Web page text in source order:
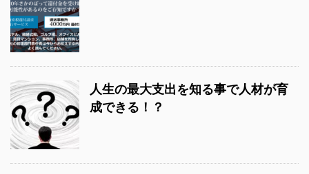
人生の最大支出を知る事で人材が育
成できる！？